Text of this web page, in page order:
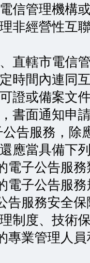
信管理機構
非經營性互
轄市電信管
時間內連同
證或備案文
書面通知申
告服務，除
應當具備下
子公告服務
子公告服務
服務安全保
制度、技術
業管理人員